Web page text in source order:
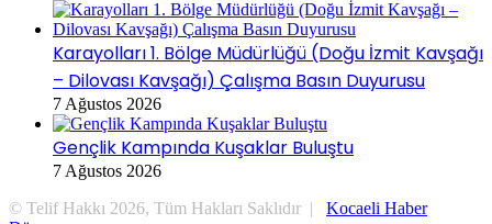
Karayolları 1. Bölge Müdürlüğü (Doğu İzmit Kavşağı
– Dilovası Kavşağı) Çalışma Basın Duyurusu
7 Ağustos 2026
Gençlik Kampında Kuşaklar Buluştu
7 Ağustos 2026
© Telif Hakkı 2026, Tüm Hakları Saklıdır | Kocaeli Haber